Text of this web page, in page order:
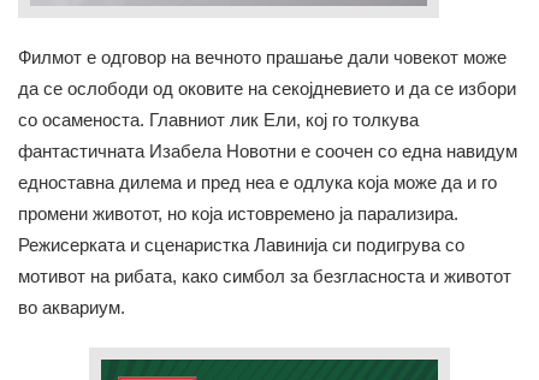
Филмот е одговор на вечното прашање дали човекот може
да се ослободи од оковите на секојдневието и да се избори
со осаменоста. Главниот лик Ели, кој го толкува
фантастичната Изабела Новотни е соочен со една навидум
едноставна дилема и пред неа е одлука која може да и го
промени животот, но која истовремено ја парализира.
Режисерката и сценаристка Лавинија си подигрува со
мотивот на рибата, како симбол за безгласноста и животот
во аквариум.